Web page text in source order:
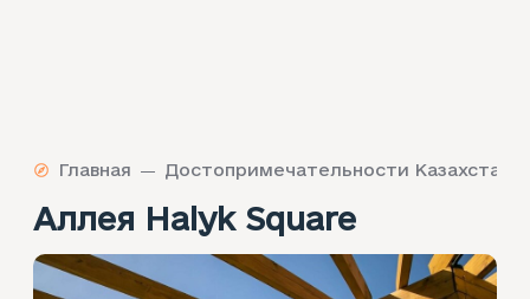
Аллея Halyk Square
Главная Достопримечательности Казахстана